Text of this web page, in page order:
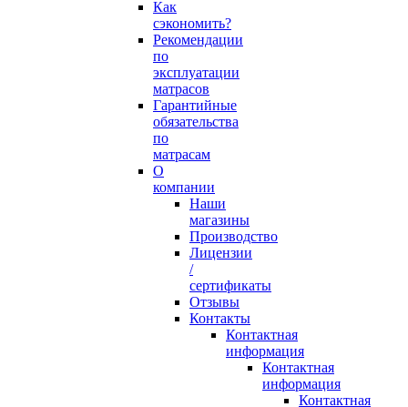
Как
сэкономить?
Рекомендации
по
эксплуатации
матрасов
Гарантийные
обязательства
по
матрасам
О
компании
Наши
магазины
Производство
Лицензии
/
сертификаты
Отзывы
Контакты
Контактная
информация
Контактная
информация
Контактная